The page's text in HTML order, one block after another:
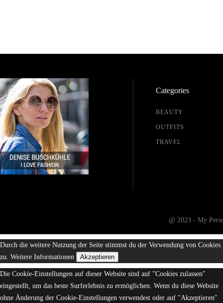
Categories
BEAUTY
OUTFITS
TRAVEL
@ 2023 - My
Durch die weitere Nutzung der Seite stimmst du der Verwendung von Cookies
zu. Weitere Informationen Akzeptieren
Die Cookie-Einstellungen auf dieser Website sind auf "Cookies zulassen"
eingestellt, um das beste Surferlebnis zu ermöglichen. Wenn du diese Website
ohne Änderung der Cookie-Einstellungen verwendest oder auf "Akzeptieren"